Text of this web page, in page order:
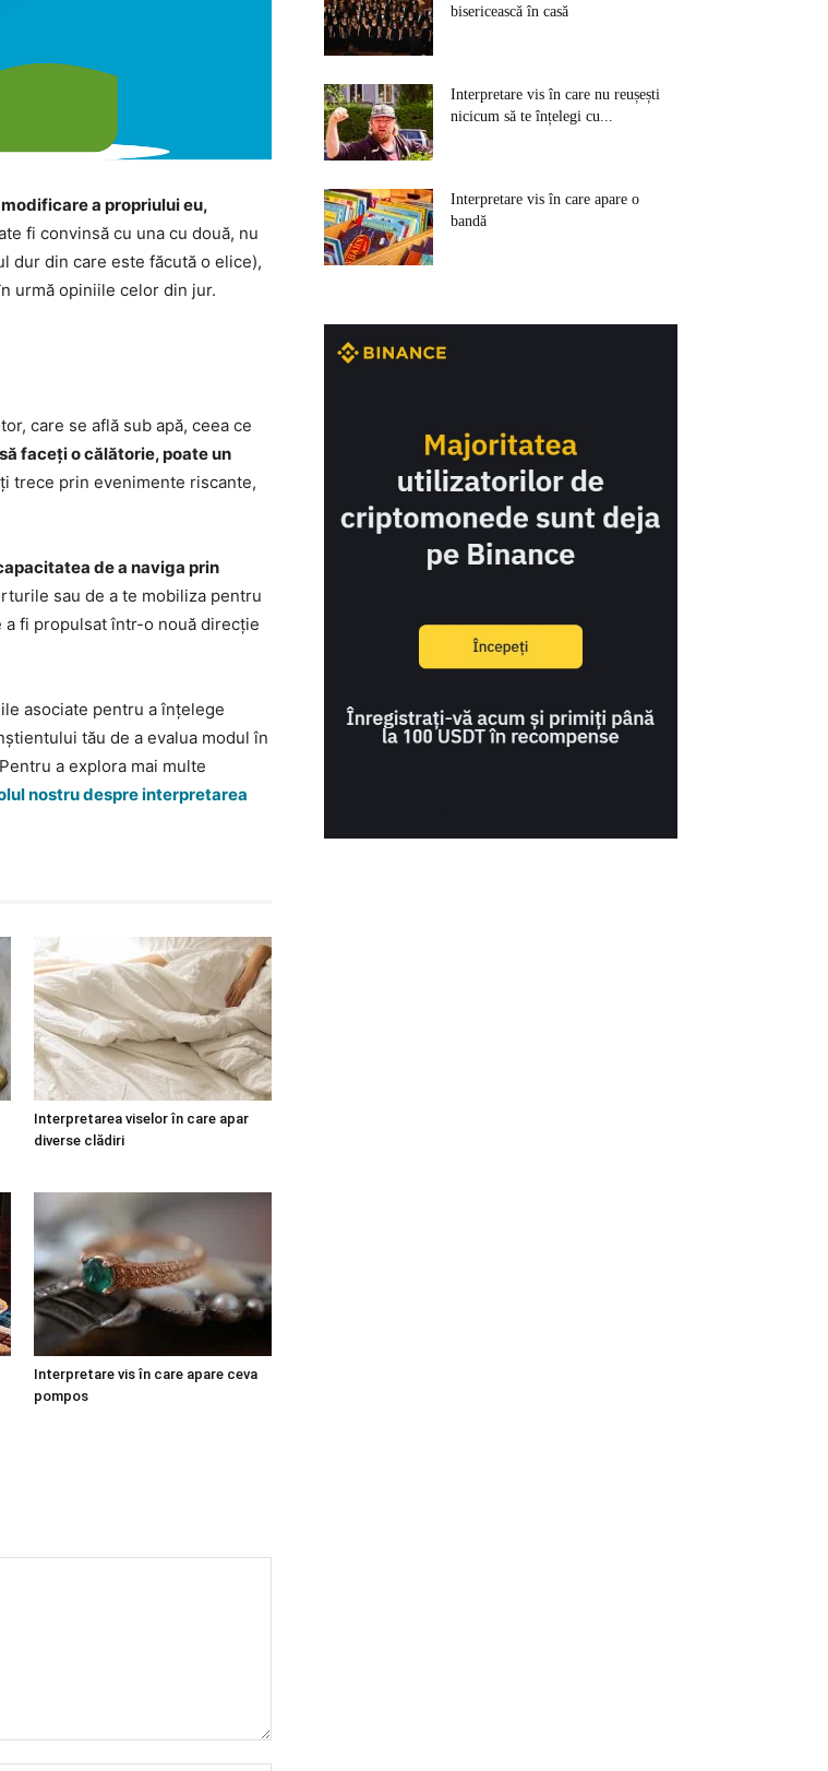
modificare a propriului eu,
fi convinsă cu una cu două, nu
dur din care este făcută o elice),
urmă opiniile celor din jur.
care se află sub apă, ceea ce
să faceți o călătorie, poate un
trece prin evenimente riscante,
de a naviga prin
sau de a te mobiliza pentru
a fi propulsat într-o nouă direcție
asociate pentru a înțelege
tău de a evalua modul în
a explora mai multe
nostru despre interpretarea
Interpretarea viselor în care apar
diverse clădiri
Interpretare vis în care apare ceva
pompos
bisericească în casă
Interpretare vis în care nu reușești
nicicum să te înțelegi cu...
Interpretare vis în care apare o
bandă